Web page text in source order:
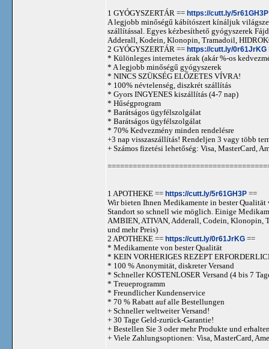
1 GYÓGYSZERTÁR == https://cutt.ly/5r61GH3P
A legjobb minőségű kábítószert kínáljuk
szállítással. Egyes kézbesíthető gyógyszerek
Adderall, Kodein, Klonopin, Tramadoil,
2 GYÓGYSZERTÁR == https://cutt.ly/0r61JrKG
* Különleges internetes árak (akár %-os
* A legjobb minőségű gyógyszerek
* NINCS SZÜKSÉG ELŐZETES VÍVRA!
* 100% névtelenség, diszkrét szállítás
* Gyors INGYENES kiszállítás (4-7 nap)
* Hűségprogram
* Barátságos ügyfélszolgálat
* Barátságos ügyfélszolgálat
* 70% Kedvezmény minden rendelésre
+3 nap visszaszállítás! Rendeljen 3 vagy több
+ Számos fizetési lehetőség: Visa, MasterCard,
1 APOTHEKE == https://cutt.ly/5r61GH3P ==
Wir bieten Ihnen Medikamente in bester
Standort so schnell wie möglich. Einige
AMBIEN, ATIVAN, Adderall, Codein, Klonopin,
und mehr Preis)
2 APOTHEKE == https://cutt.ly/0r61JrKG ==
* Medikamente von bester Qualität
* KEIN VORHERIGES REZEPT
* 100 % Anonymität, diskreter Versand
* Schneller KOSTENLOSER Versand (4 bis 7
* Treueprogramm
* Freundlicher Kundenservice
* 70 % Rabatt auf alle Bestellungen
+ Schneller weltweiter Versand!
+ 30 Tage Geld-zurück-Garantie!
+ Bestellen Sie 3 oder mehr Produkte und
+ Viele Zahlungsoptionen: Visa, MasterCard,